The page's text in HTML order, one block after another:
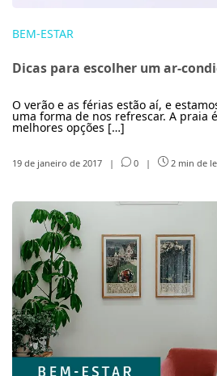
BEM-ESTAR
Dicas para escolher um ar-
O verão e as férias estão aí, e
uma forma de nos refrescar. A praia
melhores opções […]
19 de janeiro de 2017 | 0 | 2 min de